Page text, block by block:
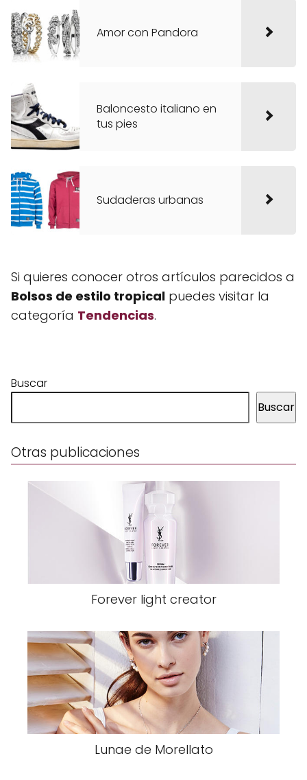
Amor con Pandora
Baloncesto italiano en
tus pies
Sudaderas urbanas
Si quieres conocer otros artículos parecidos a
Bolsos de estilo tropical puedes visitar la
categoría Tendencias.
Buscar
Buscar
Otras publicaciones
Forever light creator
Lunae de Morellato